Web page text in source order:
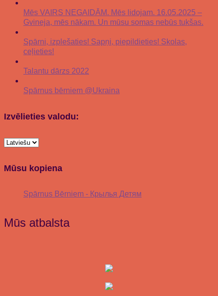
Mēs VAIRS NEGAIDĀM. Mēs lidojam. 16.05.2025 –
Gvineja, mēs nākam. Un mūsu somas nebūs tukšas.
Spārni, izplešaties! Sapņi, piepildieties! Skolas,
ceļieties!
Talantu dārzs 2022
Spārnus bērniem @Ukraina
Izvēlieties valodu:
Mūsu kopiena
Spārnus Bērniem - Крылья Детям
Mūs atbalsta